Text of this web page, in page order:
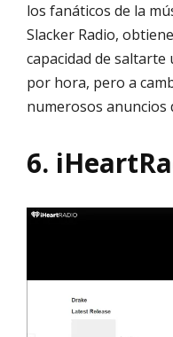
los fanáticos de la
Slacker Radio,
capacidad de saltarte
por hora, pero a
numerosos anuncios
6.